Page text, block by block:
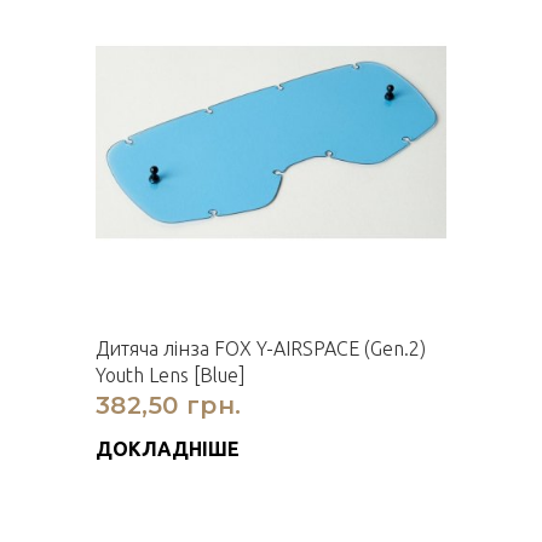
Дитяча лiнза FOX Y-AIRSPACE (Gen.2)
Youth Lens [Blue]
382,50 грн.
ДОКЛАДНІШЕ